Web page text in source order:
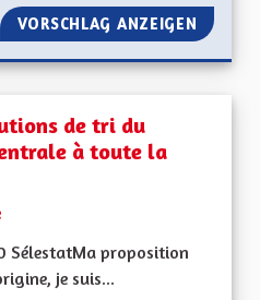
VORSCHLAG ANZEIGEN
de tri du
à toute la
SélestatMa proposition
je suis...